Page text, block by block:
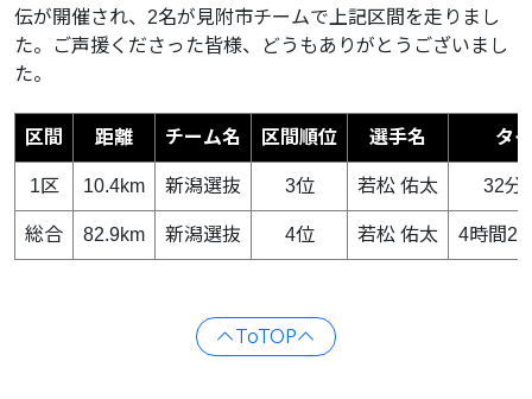
伝が開催され、2名が見附市チームで上記区間を走りまし
た。ご声援くださった皆様、どうもありがとうございまし
た。
区間 距離 チーム名 区間順位 選手名 タ
1区 10.4km 新潟選抜 3位 若松 佑太 32分
総合 82.9km 新潟選抜 4位 若松 佑太 4時間
ToTOP